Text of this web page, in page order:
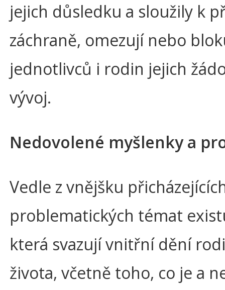
jejich důsledku a sloužily k
záchraně, omezují nebo
jednotlivců i rodin jejich
vývoj.
Nedovolené myšlenky a
Vedle z vnějšku
problematických témat
která svazují vnitřní dění
života, včetně toho, co je a